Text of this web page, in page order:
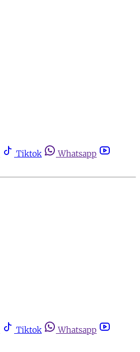
Tiktok
Whatsapp
Tiktok
Whatsapp